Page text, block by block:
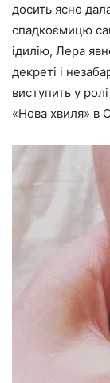
досить ясно
спадкоємицю
ідилію, Лера
декреті і
виступить у
«Нова хвиля» в